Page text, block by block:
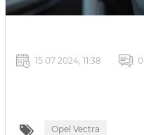
15 07 2024, 11:38 0
Opel Vectra